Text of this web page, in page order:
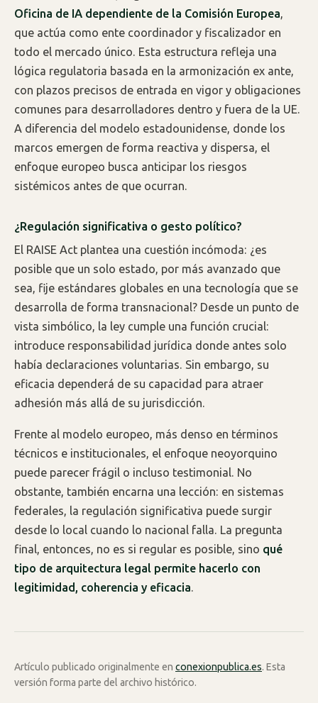
Oficina de IA dependiente de la Comisión Europea,
que actúa como ente coordinador y fiscalizador en
todo el mercado único. Esta estructura refleja una
lógica regulatoria basada en la armonización ex ante,
con plazos precisos de entrada en vigor y obligaciones
comunes para desarrolladores dentro y fuera de la UE.
A diferencia del modelo estadounidense, donde los
marcos emergen de forma reactiva y dispersa, el
enfoque europeo busca anticipar los riesgos
sistémicos antes de que ocurran.
¿Regulación significativa o gesto político?
El RAISE Act plantea una cuestión incómoda: ¿es
posible que un solo estado, por más avanzado que
sea, fije estándares globales en una tecnología que se
desarrolla de forma transnacional? Desde un punto de
vista simbólico, la ley cumple una función crucial:
introduce responsabilidad jurídica donde antes solo
había declaraciones voluntarias. Sin embargo, su
eficacia dependerá de su capacidad para atraer
adhesión más allá de su jurisdicción.
Frente al modelo europeo, más denso en términos
técnicos e institucionales, el enfoque neoyorquino
puede parecer frágil o incluso testimonial. No
obstante, también encarna una lección: en sistemas
federales, la regulación significativa puede surgir
desde lo local cuando lo nacional falla. La pregunta
final, entonces, no es si regular es posible, sino qué
tipo de arquitectura legal permite hacerlo con
legitimidad, coherencia y eficacia.
Artículo publicado originalmente en conexionpublica.es. Esta
versión forma parte del archivo histórico.